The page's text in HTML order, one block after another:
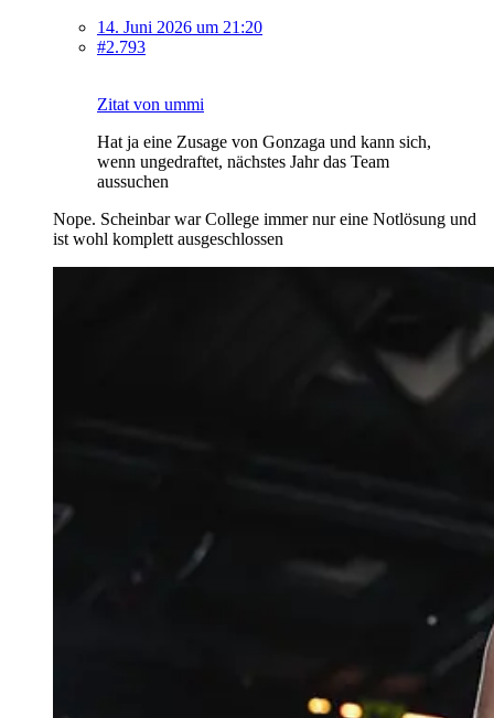
14. Juni 2026 um 21:20
#2.793
Zitat von ummi
Hat ja eine Zusage von Gonzaga und kann sich,
wenn ungedraftet, nächstes Jahr das Team
aussuchen
Nope. Scheinbar war College immer nur eine Notlösung und
ist wohl komplett ausgeschlossen